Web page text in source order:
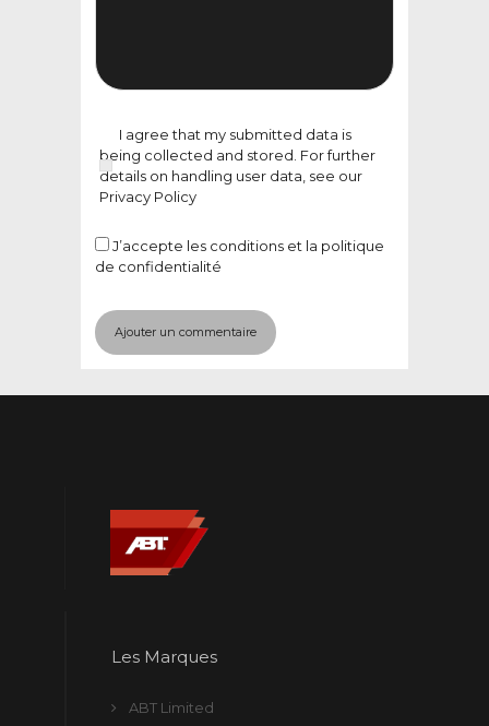
I agree that my submitted data is
being collected and stored. For further
details on handling user data, see our
Privacy Policy
J’accepte les conditions et la politique
de confidentialité
Les Marques
ABT Limited